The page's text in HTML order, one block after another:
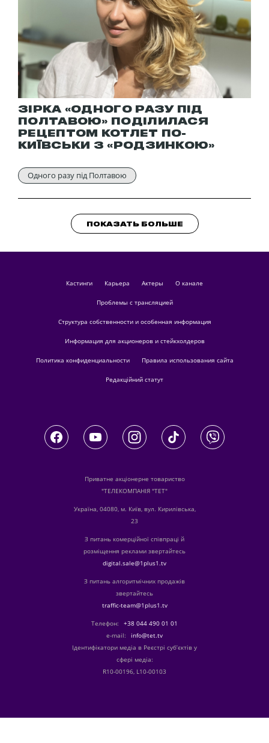
ЗІРКА «ОДНОГО РАЗУ ПІД
ПОЛТАВОЮ» ПОДІЛИЛАСЯ
РЕЦЕПТОМ КОТЛЕТ ПО-
КИЇВСЬКИ З «РОДЗИНКОЮ»
Одного разу під Полтавою
ПОКАЗАТЬ БОЛЬШЕ
кастинги Карьера актеры О канале
Проблемы с трансляцией
Структура собственности и особенная информация
Информация для акционеров и стейкхолдеров
Политика конфиденциальности Правила использования сайта
Редакційний статут
Приватне акціонерне товариство
"ТЕЛЕКОМПАНІЯ "ТЕТ"
Україна, 04080, м. Київ, вул. Кирилівська,
23
З питань комерційної співпраці й
розміщення реклами звертайтесь
digital.sale@1plus1.tv
З питань алгоритмічних продажів
звертайтесь
traffic-team@1plus1.tv
Телефон:
+38 044 490 01 01
е-mail:
info@tet.tv
Ідентифікатори медіа в Реєстрі суб’єктів у
сфері медіа:
R10-00196, L10-00103